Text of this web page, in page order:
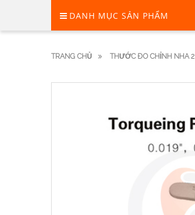
DANH MỤC SẢN PHẨM
TRANG CHỦ THƯỚC ĐO CHỈNH NHA 2